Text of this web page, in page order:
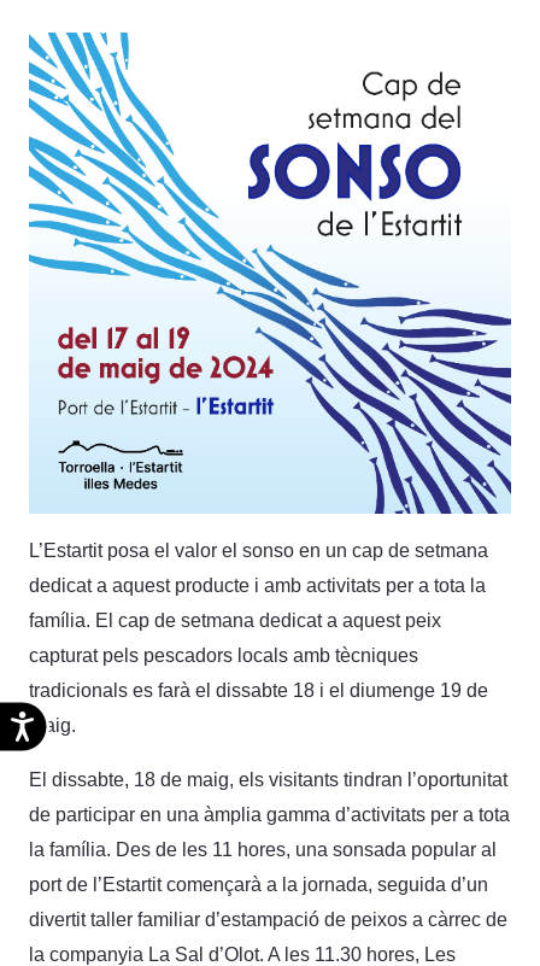
Accesibilidad
L’Estartit posa el valor el sonso en un cap de setmana
dedicat a aquest producte i amb activitats per a tota la
família. El cap de setmana dedicat a aquest peix
capturat pels pescadors locals amb tècniques
tradicionals es farà el dissabte 18 i el diumenge 19 de
maig.
El dissabte, 18 de maig, els visitants tindran l’oportunitat
de participar en una àmplia gamma d’activitats per a tota
la família. Des de les 11 hores, una sonsada popular al
port de l’Estartit començarà a la jornada, seguida d’un
divertit taller familiar d’estampació de peixos a càrrec de
la companyia La Sal d’Olot. A les 11.30 hores, Les